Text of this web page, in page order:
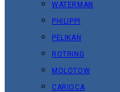
WATERMAN
PHILIPPI
PELIKAN
ROTRING
MOLOTOW
CARIOCA